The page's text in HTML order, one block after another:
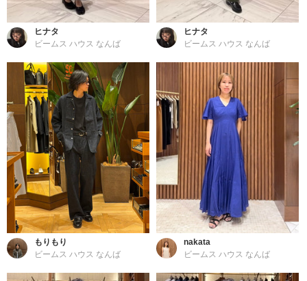
ヒナタ
ビームス ハウス なんば
ヒナタ
ビームス ハウス なんば
もりもり
ビームス ハウス なんば
nakata
ビームス ハウス なんば